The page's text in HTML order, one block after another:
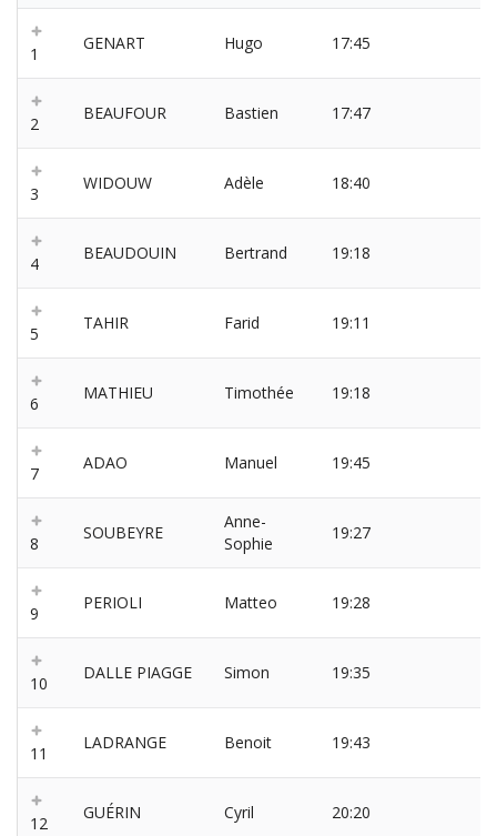
1
GENART Hugo 17:45
2
BEAUFOUR Bastien 17:47
3
WIDOUW Adèle 18:40
4
BEAUDOUIN Bertrand 19:18
5
TAHIR Farid 19:11
6
MATHIEU Timothée 19:18
7
ADAO Manuel 19:45
8
SOUBEYRE
Anne-
Sophie
19:27
9
PERIOLI Matteo 19:28
10
DALLE PIAGGE Simon 19:35
11
LADRANGE Benoit 19:43
12
GUÉRIN Cyril 20:20